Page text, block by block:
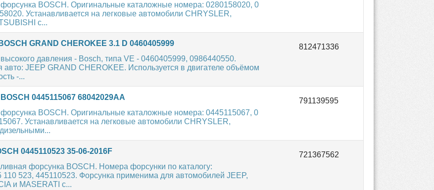
BOSCH. Оригинальные каталожные номера: 0280158020, 0
Устанавливается на легковые автомобили CHRYSLER,
с...
GRAND CHEROKEE 3.1 D 0460405999
давления - Bosch, типа VE - 0460405999, 0986440550.
авто: JEEP GRAND CHEROKEE. Используется в двигателе объёмом
-...
0445115067 68042029AA
BOSCH. Оригинальные каталожные номера: 0445115067, 0
Устанавливается на легковые автомобили CHRYSLER,
0445110523 35-06-2016F
форсунка BOSCH. Номера форсунки по каталогу:
110 523, 445110523. Форсунка применима для автомобилей JEEP,
и MASERATI с...